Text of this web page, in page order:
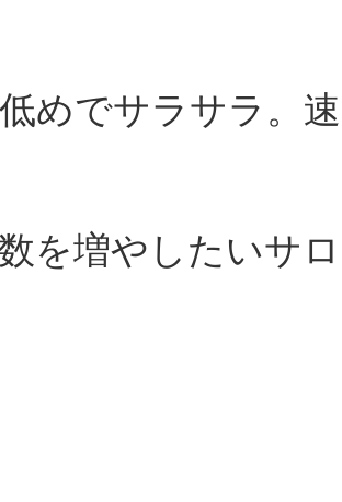
めでサラサラ。
を増やしたいサ